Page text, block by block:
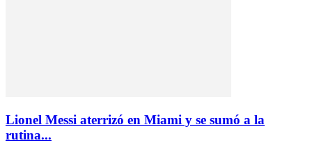
Lionel Messi aterrizó en Miami y se sumó a la
rutina...